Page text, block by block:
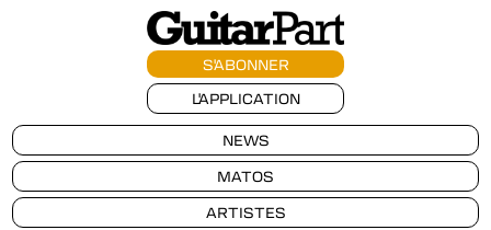
S'ABONNER
L'APPLICATION
NEWS
MATOS
ARTISTES